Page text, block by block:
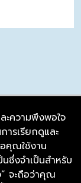
ะความพึงพอใจ
รเรียกดูและ
คุณใช้งาน
ซึ่งจำเป็นสำหรับ
จะถือว่าคุณ